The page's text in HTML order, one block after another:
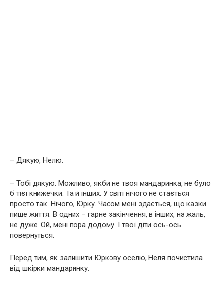
– Дякую, Нелю.
– Тобі дякую. Можливо, якби не твоя мандаринка, не було
б тієї книжечки. Та й інших. У світі нічого не стається
просто так. Нічого, Юрку. Часом мені здається, що казки
пише життя. В одних – гарне закінчення, в інших, на жаль,
не дуже. Ой, мені пора додому. І твої діти ось-ось
повернуться.
Перед тим, як залишити Юркову оселю, Неля почистила
від шкірки мандаринку.